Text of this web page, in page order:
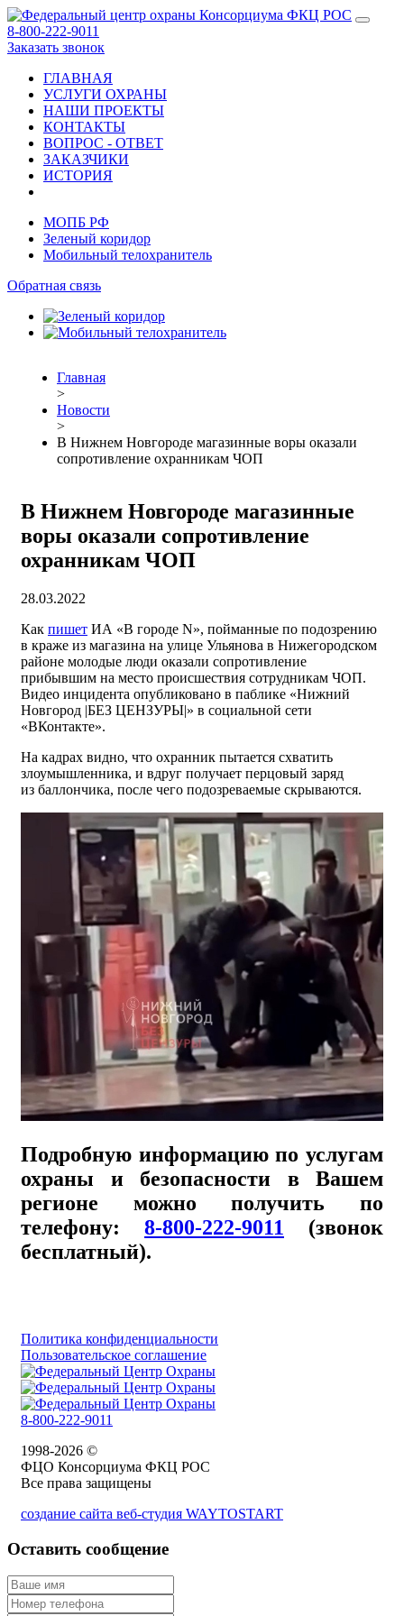
8-800-222-9011
Заказать звонок
ГЛАВНАЯ
УСЛУГИ ОХРАНЫ
НАШИ ПРОЕКТЫ
КОНТАКТЫ
ВОПРОС - ОТВЕТ
ЗАКАЗЧИКИ
ИСТОРИЯ
МОПБ РФ
Зеленый коридор
Мобильный телохранитель
Обратная связь
Главная
>
Новости
>
В Нижнем Новгороде магазинные воры оказали
сопротивление охранникам ЧОП
В Нижнем Новгороде магазинные
воры оказали сопротивление
охранникам ЧОП
28.03.2022
Как пишет ИА «В городе N», пойманные по подозрению
в краже из магазина на улице Ульянова в Нижегородском
районе молодые люди оказали сопротивление
прибывшим на место происшествия сотрудникам ЧОП.
Видео инцидента опубликовано в паблике «Нижний
Новгород |БЕЗ ЦЕНЗУРЫ|» в социальной сети
«ВКонтакте».
На кадрах видно, что охранник пытается схватить
злоумышленника, и вдруг получает перцовый заряд
из баллончика, после чего подозреваемые скрываются.
Подробную информацию по услугам
охраны и безопасности в Вашем
регионе можно получить по
телефону: 8-800-222-9011 (звонок
бесплатный).
Политика конфиденциальности
Пользовательское соглашение
8-800-222-9011
1998-2026 ©
ФЦО Консорциума ФКЦ РОС
Все права защищены
создание сайта веб-студия WAYTOSTART
Оставить сообщение